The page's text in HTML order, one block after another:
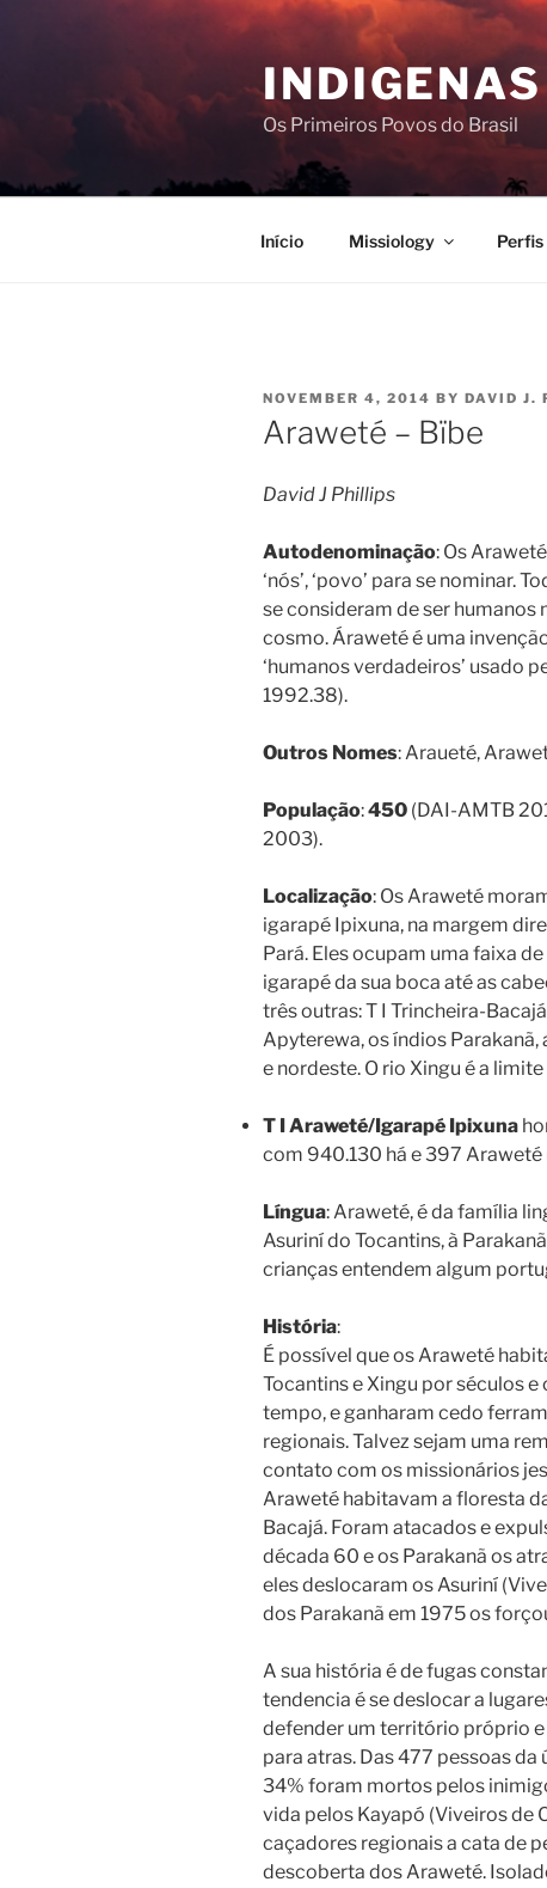
Os Primeiros Povos do Brasil
Início Missiology
POSTED
ON
NOVEMBER 4, 2014 BY DAVID J.
Araweté – Bïbe
David J Phillips
Autodenominação: Os
‘nós’, ‘povo’ para se nominar.
se consideram de ser
cosmo. Áraweté é uma
‘humanos verdadeiros’ usado
1992.38).
Outros Nomes: Araueté,
População:450 (DAI-AMTB
2003).
Localização: Os Araweté
igarapé Ipixuna, na margem
Pará. Eles ocupam uma faixa
igarapé da sua boca até as
três outras: T I Trincheira-
Apyterewa, os índios Parakanã,
e nordeste. O rio Xingu é a
T I Araweté/Igarapé Ipixuna
com 940.130 há e 397 Araweté
Língua: Araweté, é da família
Asuriní do Tocantins, à
crianças entendem algum
História:
É possível que os Araweté
Tocantins e Xingu por séculos
tempo, e ganharam cedo
regionais. Talvez sejam uma
contato com os missionários
Araweté habitavam a floresta
Bacajá. Foram atacados e
década 60 e os Parakanã os
eles deslocaram os Asuriní
dos Parakanã em 1975 os
A sua história é de fugas
tendencia é se deslocar a
defender um território próprio
para atras. Das 477 pessoas
34% foram mortos pelos
vida pelos Kayapó (Viveiros de
caçadores regionais a cata de
descoberta dos Araweté.